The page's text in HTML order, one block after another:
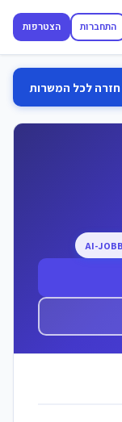
התחברות הצטרפות
חזרה לכל המשרות